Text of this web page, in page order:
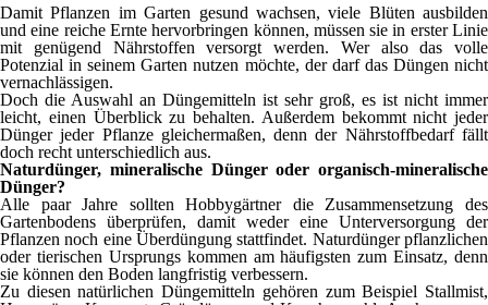
Damit Pflanzen im Garten gesund wachsen, viele Blüten ausbilden
und eine reiche Ernte hervorbringen können, müssen sie in erster Linie
mit genügend Nährstoffen versorgt werden. Wer also das volle
Potenzial in seinem Garten nutzen möchte, der darf das Düngen nicht
vernachlässigen.
Doch die Auswahl an Düngemitteln ist sehr groß, es ist nicht immer
leicht, einen Überblick zu behalten. Außerdem bekommt nicht jeder
Dünger jeder Pflanze gleichermaßen, denn der Nährstoffbedarf fällt
doch recht unterschiedlich aus.
Naturdünger, mineralische Dünger oder organisch-mineralische
Dünger?
Alle paar Jahre sollten Hobbygärtner die Zusammensetzung des
Gartenbodens überprüfen, damit weder eine Unterversorgung der
Pflanzen noch eine Überdüngung stattfindet. Naturdünger pflanzlichen
oder tierischen Ursprungs kommen am häufigsten zum Einsatz, denn
sie können den Boden langfristig verbessern.
Zu diesen natürlichen Düngemitteln gehören zum Beispiel Stallmist,